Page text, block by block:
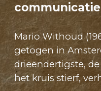
communicatie
Mario Withoud
getogen in
drieëndertigste,
het kruis stierf,